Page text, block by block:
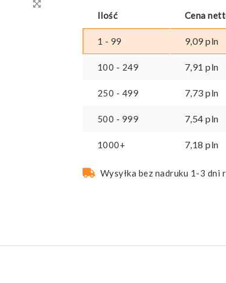
Ilość Cena
1 - 99 9,09pln
100 - 249 7,91pln
250 - 499 7,73pln
500 - 999 7,54pln
1000+ 7,18pln
Wysyłka bez nadruku 1-3 dni